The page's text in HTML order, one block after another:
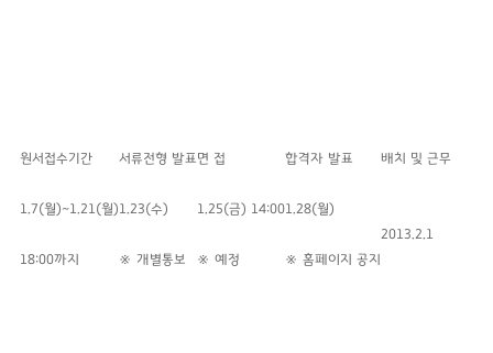
원서접수기간 서류전형 발표면 접 합격자 발표 배치 및 근무
1.7(월)~1.21(월)
18:00까지
1.23(수)
※ 개별통보
1.25(금) 14:00
※ 예정
1.28(월)
※ 홈페이지 공지
2013.2.1